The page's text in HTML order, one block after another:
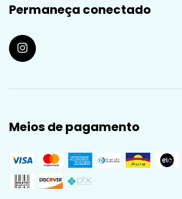
Permaneça conectado
Meios de pagamento